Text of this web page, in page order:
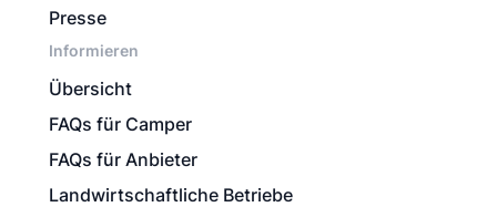
Presse
Informieren
Übersicht
FAQs für Camper
FAQs für Anbieter
Landwirtschaftliche Betriebe